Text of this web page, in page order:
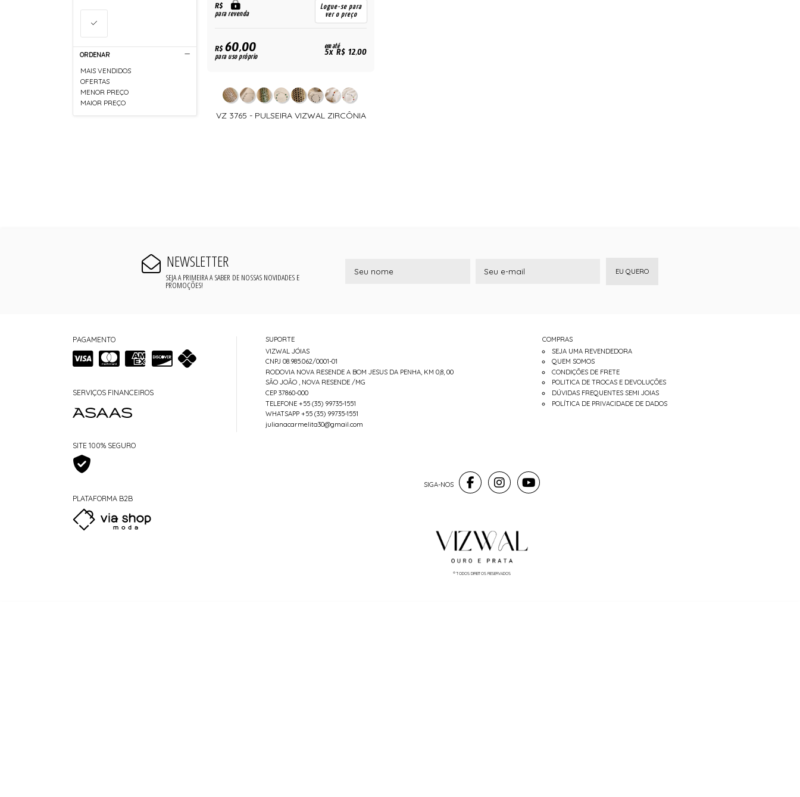
ORDENAR
MAIS VENDIDOS
OFERTAS
MENOR PREÇO
MAIOR PREÇO
R$
para revenda
Logue-se para
ver o preço
R$60,00
para uso próprio
em até
5x R$ 12,00
VZ 3765 - PULSEIRA VIZWAL ZIRCÔNIA
NEWSLETTER
SEJA A PRIMEIRA A SABER DE NOSSAS NOVIDADES E
PROMOÇÕES!
EU QUERO
PAGAMENTO
SERVIÇOS FINANCEIROS
SITE 100% SEGURO
PLATAFORMA B2B
SUPORTE
VIZWAL JÓIAS
CNPJ 08.985.062/0001-01
RODOVIA NOVA RESENDE A BOM JESUS DA PENHA, KM 0,8, 00
SÃO JOÃO , NOVA RESENDE /MG
CEP 37860-000
TELEFONE +55 (35) 99735-1551
WHATSAPP +55 (35) 99735-1551
julianacarmelita30@gmail.com
COMPRAS
SEJA UMA REVENDEDORA
QUEM SOMOS
CONDIÇÕES DE FRETE
POLITICA DE TROCAS E DEVOLUÇÕES
DÚVIDAS FREQUENTES SEMI JOIAS
POLÍTICA DE PRIVACIDADE DE DADOS
® TODOS DIREITOS RESERVADOS